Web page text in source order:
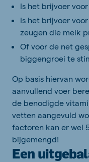
Is het brijvoer
Is het brijvoer
zeugen die melk
Of voor de net
biggengroei te
Op basis hiervan
aanvullend voer
de benodigde
vetten aangevuld
factoren kan er wel
bijgemengd!
Een